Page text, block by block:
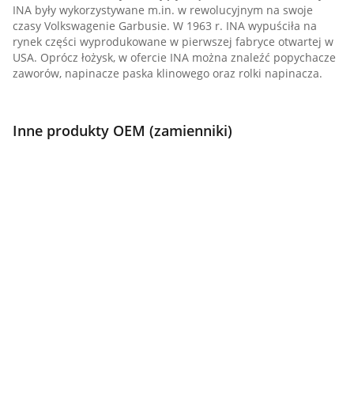
INA były wykorzystywane m.in. w rewolucyjnym na swoje
czasy Volkswagenie Garbusie. W 1963 r. INA wypuściła na
rynek części wyprodukowane w pierwszej fabryce otwartej w
USA. Oprócz łożysk, w ofercie INA można znaleźć popychacze
zaworów, napinacze paska klinowego oraz rolki napinacza.
Inne produkty OEM (zamienniki)